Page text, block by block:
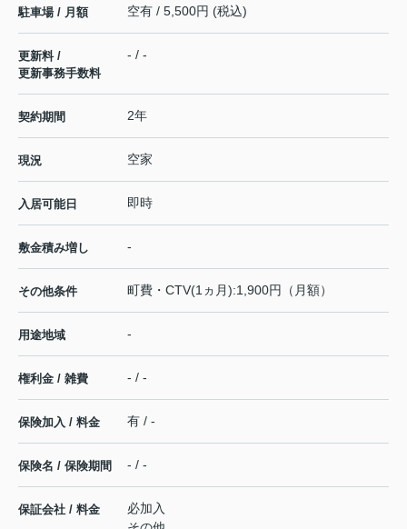
駐車場 / 月額 空有 / 5,500円 (税込)
更新料 /
更新事務手数料
- / -
契約期間 2年
現況 空家
入居可能日 即時
敷金積み増し -
その他条件 町費・CTV(1ヵ月):1,900円（月額）
用途地域 -
権利金 / 雑費 - / -
保険加入 / 料金 有 / -
保険名 / 保険期間 - / -
保証会社 / 料金
必加入